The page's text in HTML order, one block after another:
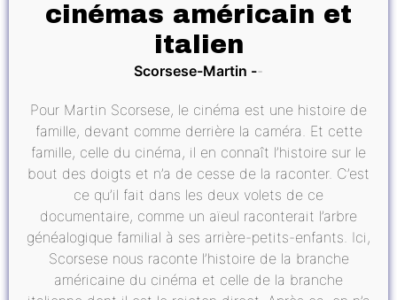
cinémas américain et
italien
Scorsese-Martin
Pour Martin Scorsese, le cinéma est une histoire de
famille, devant comme derrière la caméra. Et cette
famille, celle du cinéma, il en connaît l’histoire sur le
bout des doigts et n’a de cesse de la raconter. C’est
ce qu’il fait dans les deux volets de ce
documentaire, comme un aïeul raconterait l’arbre
généalogique familial à ses arrière-petits-enfants. Ici,
Scorsese nous raconte l’histoire de la branche
américaine du cinéma et celle de la branche